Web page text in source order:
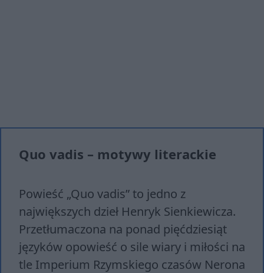
Quo vadis – motywy literackie
Powieść „Quo vadis” to jedno z
największych dzieł Henryk Sienkiewicza.
Przetłumaczona na ponad pięćdziesiąt
języków opowieść o sile wiary i miłości na
tle Imperium Rzymskiego czasów Nerona